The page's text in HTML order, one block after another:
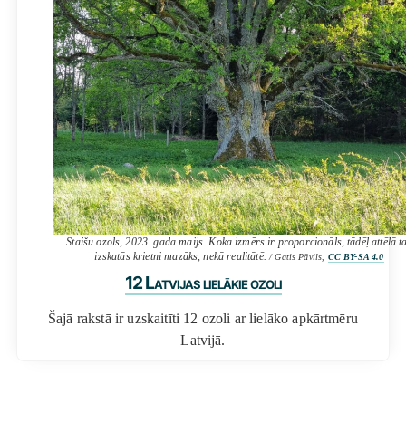
Staišu ozols, 2023. gada maijs. Koka izmērs ir proporcionāls, tādēļ attēlā
izskatās krietni mazāks, nekā realitātē./ Gatis Pāvils, CC BY-SA 4.0
12 Latvijas lielākie ozoli
Šajā rakstā ir uzskaitīti 12 ozoli ar lielāko apkārtmēru
Latvijā.